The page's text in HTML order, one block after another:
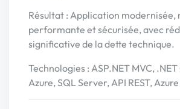
Résultat : Application modernisée,
performante et sécurisée, avec
significative de la dette technique.
Technologies : ASP.NET MVC,
Azure, SQL Server, API REST,